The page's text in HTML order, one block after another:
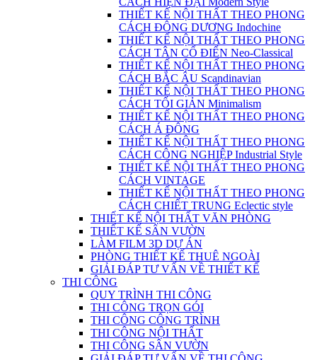
THIẾT KẾ NỘI THẤT THEO PHONG
CÁCH ĐÔNG DƯƠNG Indochine
THIẾT KẾ NỘI THẤT THEO PHONG
CÁCH TÂN CỔ ĐIỂN Neo-Classical
THIẾT KẾ NỘI THẤT THEO PHONG
CÁCH BẮC ÂU Scandinavian
THIẾT KẾ NỘI THẤT THEO PHONG
CÁCH TỐI GIẢN Minimalism
THIẾT KẾ NỘI THẤT THEO PHONG
CÁCH Á ĐÔNG
THIẾT KẾ NỘI THẤT THEO PHONG
CÁCH CÔNG NGHIỆP Industrial Style
THIẾT KẾ NỘI THẤT THEO PHONG
CÁCH VINTAGE
THIẾT KẾ NỘI THẤT THEO PHONG
CÁCH CHIẾT TRUNG Eclectic style
THIẾT KẾ NỘI THẤT VĂN PHÒNG
THIẾT KẾ SÂN VƯỜN
LÀM FILM 3D DỰ ÁN
PHÒNG THIẾT KẾ THUÊ NGOÀI
GIẢI ĐÁP TƯ VẤN VỀ THIẾT KẾ
THI CÔNG
QUY TRÌNH THI CÔNG
THI CÔNG TRỌN GÓI
THI CÔNG CÔNG TRÌNH
THI CÔNG NỘI THẤT
THI CÔNG SÂN VƯỜN